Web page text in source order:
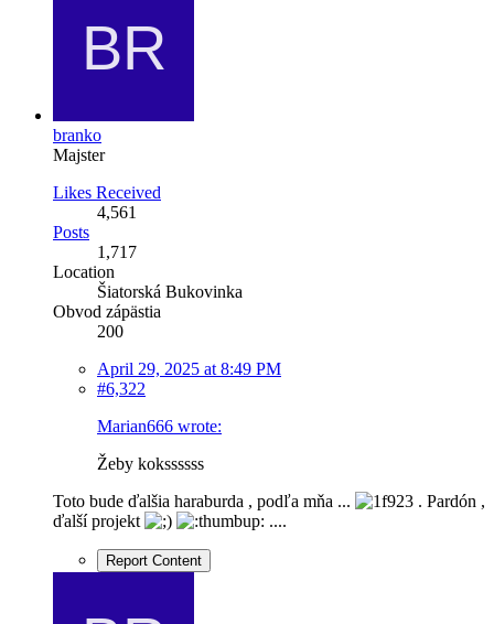
branko
Majster
Likes Received
4,561
Posts
1,717
Location
Šiatorská Bukovinka
Obvod zápästia
200
April 29, 2025 at 8:49 PM
#6,322
Marian666 wrote:
Žeby kokssssss
Toto bude ďalšia haraburda , podľa mňa ...
. Pardón ,
ďalší projekt
....
Report Content